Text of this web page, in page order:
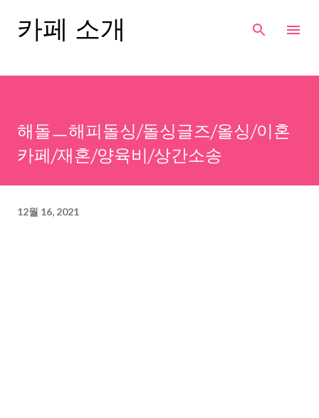
기본 콘텐츠로 건너뛰기
카페 소개
해돌ㅡ해피돌싱/돌싱글즈/올싱/이혼
카페/재혼/양육비/상간소송
12월 16, 2021